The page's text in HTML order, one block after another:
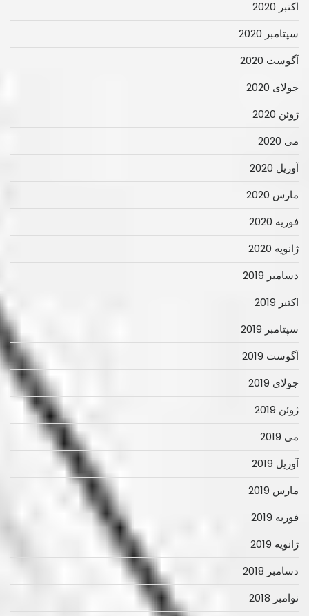
اکتبر 2020
سپتامبر 2020
آگوست 2020
جولای 2020
ژوئن 2020
می 2020
آوریل 2020
مارس 2020
فوریه 2020
ژانویه 2020
دسامبر 2019
اکتبر 2019
سپتامبر 2019
آگوست 2019
جولای 2019
ژوئن 2019
می 2019
آوریل 2019
مارس 2019
فوریه 2019
ژانویه 2019
دسامبر 2018
نوامبر 2018